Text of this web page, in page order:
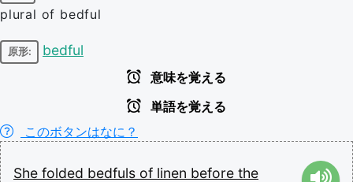
plural of bedful
原形: bedful
意味を覚える
単語を覚える
このボタンはなに？
She folded bedfuls of linen before the